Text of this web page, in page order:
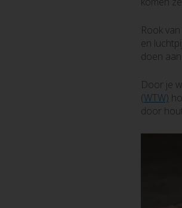
Rook
en
doen
Door je
(WTW)
door